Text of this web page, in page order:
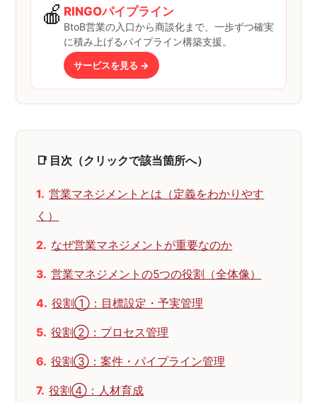
🍎 RINGOパイプライン
BtoB営業の入口から商談化まで、一歩ずつ確実
に積み上げるパイプライン構築支援。
サービスを見る →
📑 目次（クリックで該当箇所へ）
営業マネジメントとは（定義をわかりやす
く）
なぜ営業マネジメントが重要なのか
営業マネジメントの5つの役割（全体像）
役割①：目標設定・予実管理
役割②：プロセス管理
役割③：案件・パイプライン管理
役割④：人材育成